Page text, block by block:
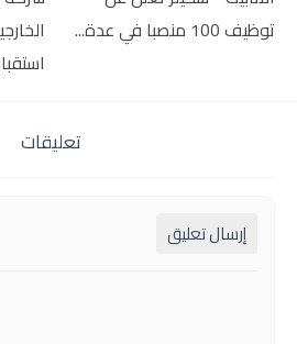
توظيف 100 منصبا في عدة...
تعليقات
إرسال تعليق